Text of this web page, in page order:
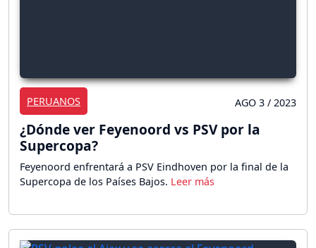
PERUANOS AGO 3 / 2023
¿Dónde ver Feyenoord vs PSV por la
Supercopa?
Feyenoord enfrentará a PSV Eindhoven por la final de la
Supercopa de los Países Bajos.